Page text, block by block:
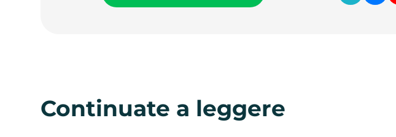
Continuate a leggere